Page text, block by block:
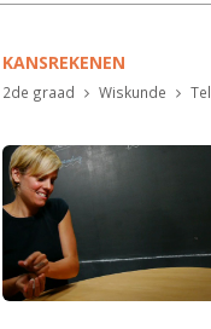
KANSREKENEN
2de graad Wiskunde